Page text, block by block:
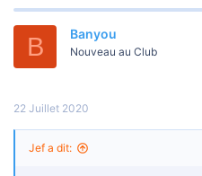
B Banyou
Nouveau au Club
22 Juillet 2020
Jef a dit: